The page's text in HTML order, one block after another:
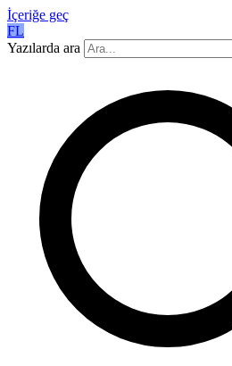
İçeriğe geç
FL
Yazılarda ara